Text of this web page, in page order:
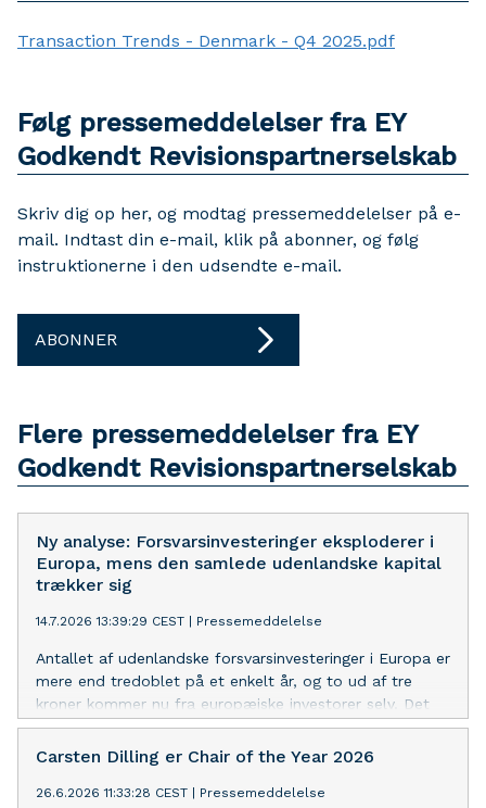
Transaction Trends - Denmark - Q4 2025.pdf
Følg pressemeddelelser fra EY
Godkendt Revisionspartnerselskab
Skriv dig op her, og modtag pressemeddelelser på e-
mail. Indtast din e-mail, klik på abonner, og følg
instruktionerne i den udsendte e-mail.
ABONNER
Flere pressemeddelelser fra EY
Godkendt Revisionspartnerselskab
Ny analyse: Forsvarsinvesteringer eksploderer i
Europa, mens den samlede udenlandske kapital
trækker sig
14.7.2026 13:39:29 CEST Pressemeddelelse
Antallet af udenlandske forsvarsinvesteringer i Europa er
mere end tredoblet på et enkelt år, og to ud af tre
kroner kommer nu fra europæiske investorer selv. Det
viser EY's European Attractiveness Survey 2026.
Udviklingen sker samtidig med, at de samlede
træk.
Carsten Dilling er Chair of the Year 2026
26.6.2026 11:33:28 CEST Pressemeddelelse